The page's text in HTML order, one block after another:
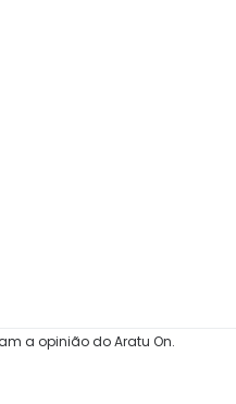
a opinião do Aratu On.